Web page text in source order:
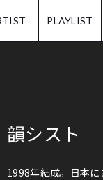
PLAYLIST
韻シスト
1998年結成。日本